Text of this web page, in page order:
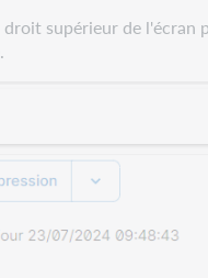
droit supérieur de l'écran